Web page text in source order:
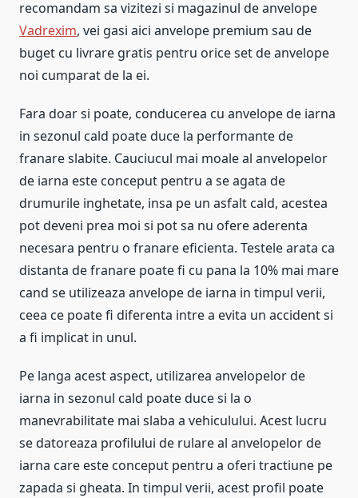
recomandam sa vizitezi si magazinul de anvelope
Vadrexim, vei gasi aici anvelope premium sau de
buget cu livrare gratis pentru orice set de anvelope
noi cumparat de la ei.
Fara doar si poate, conducerea cu anvelope de iarna
in sezonul cald poate duce la performante de
franare slabite. Cauciucul mai moale al anvelopelor
de iarna este conceput pentru a se agata de
drumurile inghetate, insa pe un asfalt cald, acestea
pot deveni prea moi si pot sa nu ofere aderenta
necesara pentru o franare eficienta. Testele arata ca
distanta de franare poate fi cu pana la 10% mai mare
cand se utilizeaza anvelope de iarna in timpul verii,
ceea ce poate fi diferenta intre a evita un accident si
a fi implicat in unul.
Pe langa acest aspect, utilizarea anvelopelor de
iarna in sezonul cald poate duce si la o
manevrabilitate mai slaba a vehiculului. Acest lucru
se datoreaza profilului de rulare al anvelopelor de
iarna care este conceput pentru a oferi tractiune pe
zapada si gheata. In timpul verii, acest profil poate